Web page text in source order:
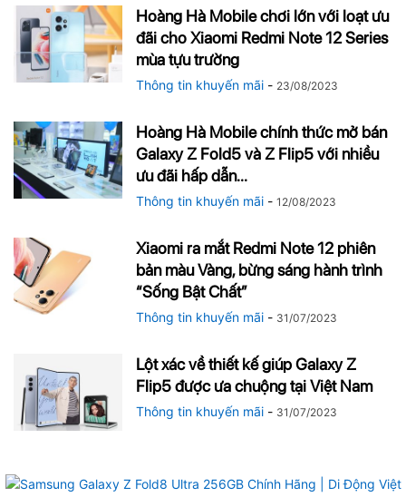
Hoàng Hà Mobile chơi lớn với loạt ưu
đãi cho Xiaomi Redmi Note 12 Series
mùa tựu trường
Thông tin khuyến mãi - 23/08/2023
Hoàng Hà Mobile chính thức mở bán
Galaxy Z Fold5 và Z Flip5 với nhiều
ưu đãi hấp dẫn...
Thông tin khuyến mãi - 12/08/2023
Xiaomi ra mắt Redmi Note 12 phiên
bản màu Vàng, bừng sáng hành trình
“Sống Bật Chất”
Thông tin khuyến mãi - 31/07/2023
Lột xác về thiết kế giúp Galaxy Z
Flip5 được ưa chuộng tại Việt Nam
Thông tin khuyến mãi - 31/07/2023